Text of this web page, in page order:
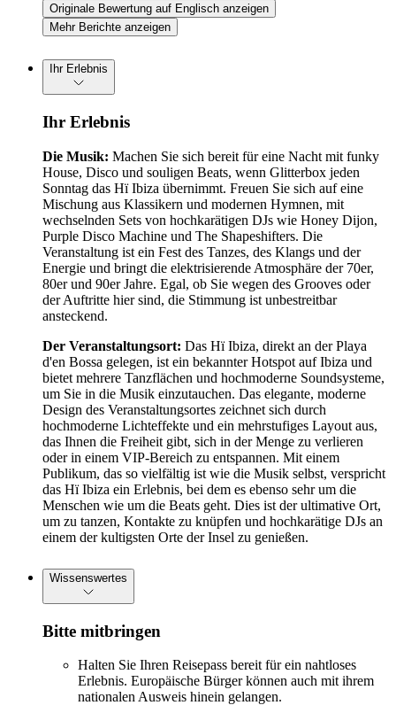
Originale Bewertung auf Englisch anzeigen
Mehr Berichte anzeigen
Ihr Erlebnis
Ihr Erlebnis
Die Musik: Machen Sie sich bereit für eine Nacht mit funky
House, Disco und souligen Beats, wenn Glitterbox jeden
Sonntag das Hï Ibiza übernimmt. Freuen Sie sich auf eine
Mischung aus Klassikern und modernen Hymnen, mit
wechselnden Sets von hochkarätigen DJs wie Honey Dijon,
Purple Disco Machine und The Shapeshifters. Die
Veranstaltung ist ein Fest des Tanzes, des Klangs und der
Energie und bringt die elektrisierende Atmosphäre der 70er,
80er und 90er Jahre. Egal, ob Sie wegen des Grooves oder
der Auftritte hier sind, die Stimmung ist unbestreitbar
ansteckend.
Der Veranstaltungsort: Das Hï Ibiza, direkt an der Playa
d'en Bossa gelegen, ist ein bekannter Hotspot auf Ibiza und
bietet mehrere Tanzflächen und hochmoderne Soundsysteme,
um Sie in die Musik einzutauchen. Das elegante, moderne
Design des Veranstaltungsortes zeichnet sich durch
hochmoderne Lichteffekte und ein mehrstufiges Layout aus,
das Ihnen die Freiheit gibt, sich in der Menge zu verlieren
oder in einem VIP-Bereich zu entspannen. Mit einem
Publikum, das so vielfältig ist wie die Musik selbst, verspricht
das Hï Ibiza ein Erlebnis, bei dem es ebenso sehr um die
Menschen wie um die Beats geht. Dies ist der ultimative Ort,
um zu tanzen, Kontakte zu knüpfen und hochkarätige DJs an
einem der kultigsten Orte der Insel zu genießen.
Wissenswertes
Bitte mitbringen
Halten Sie Ihren Reisepass bereit für ein nahtloses
Erlebnis. Europäische Bürger können auch mit ihrem
nationalen Ausweis hinein gelangen.